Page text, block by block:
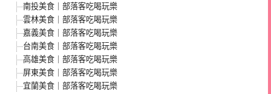
南投美食｜部落客吃喝玩樂
雲林美食｜部落客吃喝玩樂
嘉義美食｜部落客吃喝玩樂
台南美食｜部落客吃喝玩樂
高雄美食｜部落客吃喝玩樂
屏東美食｜部落客吃喝玩樂
宜蘭美食｜部落客吃喝玩樂